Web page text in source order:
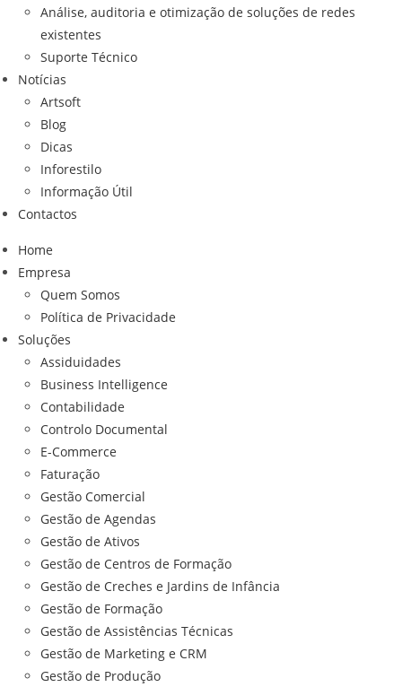
Análise, auditoria e otimização de soluções de redes
existentes
Suporte Técnico
Notícias
Artsoft
Blog
Dicas
Inforestilo
Informação Útil
Contactos
Home
Empresa
Quem Somos
Política de Privacidade
Soluções
Assiduidades
Business Intelligence
Contabilidade
Controlo Documental
E-Commerce
Faturação
Gestão Comercial
Gestão de Agendas
Gestão de Ativos
Gestão de Centros de Formação
Gestão de Creches e Jardins de Infância
Gestão de Formação
Gestão de Assistências Técnicas
Gestão de Marketing e CRM
Gestão de Produção